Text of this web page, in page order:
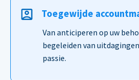
Toegewijde
Van anticiperen op uw
begeleiden van
passie.